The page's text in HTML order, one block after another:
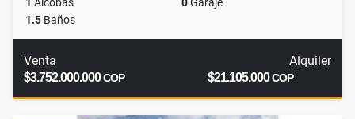
1.5 Baños
Venta
$3.752.000.000COP
Alquiler
$21.105.000COP